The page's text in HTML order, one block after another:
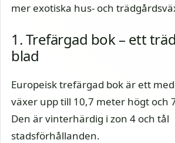
mer exotiska hus- och
1. Trefärgad bok – ett
blad
Europeisk trefärgad bok är ett
växer upp till 10,7 meter högt och
Den är vinterhärdig i zon 4 och tål
stadsförhållanden.